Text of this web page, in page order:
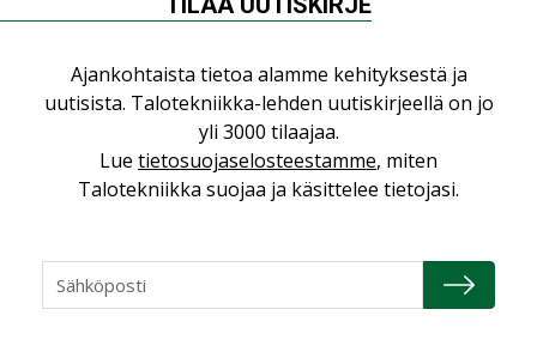
voimakkaasti: ”Tulevat
kilpailuedut syntyvät,
kun erilliset
teknologiat tuodaan
yhteen”
Ajankohtaista tietoa alamme kehityksestä ja
uutisista. Talotekniikka-lehden uutiskirjeellä on jo
yli 3000 tilaajaa.
Lue tietosuojaselosteestamme, miten
Talotekniikka suojaa ja käsittelee tietojasi.